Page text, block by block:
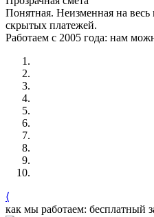
Понятная. Неизменная на весь
скрытых платежей.
Работаем с 2005 года: нам
⟨
как мы работаем: бесплатный